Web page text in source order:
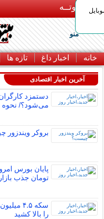
بـیتوتــه
منو
خانه اخبار داغ تازه ها
آخرین اخبار اقتصادی
دستمزد
می‌شود؟/ نحوه
بروکر
تومان جذب
سکه
را بالا کشید